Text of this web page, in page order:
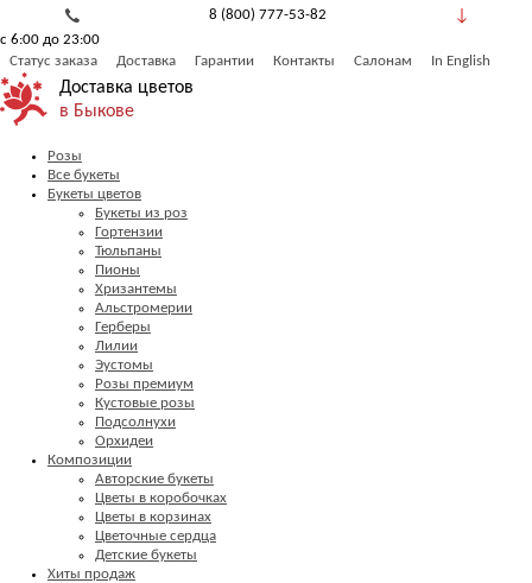
8 (800) 777-53-82
с 6:00 до 23:00
Статус заказа
Доставка Гарантии Контакты Салонам In English
Доставка цветов
в Быкове
Розы
Все букеты
Букеты цветов
Букеты из роз
Гортензии
Тюльпаны
Пионы
Хризантемы
Альстромерии
Герберы
Лилии
Эустомы
Розы премиум
Кустовые розы
Подсолнухи
Орхидеи
Композиции
Авторские букеты
Цветы в коробочках
Цветы в корзинах
Цветочные сердца
Детские букеты
Хиты продаж